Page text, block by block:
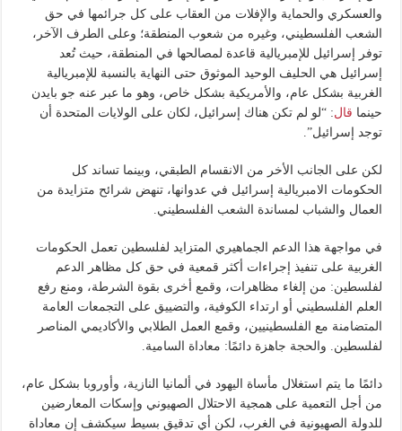
والعسكري والحماية والإفلات من العقاب على كل جرائمها في حق
الشعب الفلسطيني، وغيره من شعوب المنطقة؛ وعلى الطرف الآخر،
توفر إسرائيل للإمبريالية قاعدة لمصالحها في المنطقة، حيث تُعد
إسرائيل هي الحليف الوحيد الموثوق حتى النهاية بالنسبة للإمبريالية
الغربية بشكل عام، والأمريكية بشكل خاص، وهو ما عبر عنه جو بايدن
حينما قال: “لو لم تكن هناك إسرائيل، لكان على الولايات المتحدة أن
توجد إسرائيل”.
لكن على الجانب الأخر من الانقسام الطبقي، وبينما تساند كل
الحكومات الامبريالية إسرائيل في عدوانها، تنهض شرائح متزايدة من
العمال والشباب لمساندة الشعب الفلسطيني.
في مواجهة هذا الدعم الجماهيري المتزايد لفلسطين تعمل الحكومات
الغربية على تنفيذ إجراءات أكثر قمعية في حق كل مظاهر الدعم
لفلسطين: من إلغاء مظاهرات، وقمع أخرى بقوة الشرطة، ومنع رفع
العلم الفلسطيني أو ارتداء الكوفية، والتضييق على التجمعات العامة
المتضامنة مع الفلسطينيين، وقمع العمل الطلابي والأكاديمي المناصر
لفلسطين. والحجة جاهزة دائمًا: معاداة السامية.
دائمًا ما يتم استغلال مأساة اليهود في ألمانيا النازية، وأوروبا بشكل عام،
من أجل التعمية على همجية الاحتلال الصهيوني وإسكات المعارضين
للدولة الصهيونية في الغرب، لكن أي تدقيق بسيط سيكشف إن معاداة